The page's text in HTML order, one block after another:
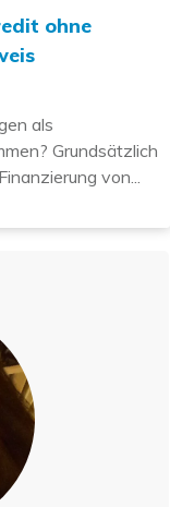
ohne
als
Grundsätzlich
von...